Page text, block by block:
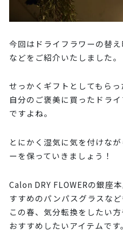
今回はドライフラワーの替
などをご紹介いたしました。
せっかくギフトとしてもらっ
自分のご褒美に買ったドラ
ですよね。
とにかく湿気に気を付けな
ーを保っていきましょう！
Calon DRY FLOWERの銀座
すすめのパンパスグラスなど
この春、気分転換をしたい
おすすめしたいアイテムです。